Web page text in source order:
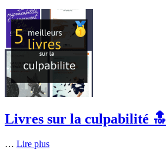
Livres sur la culpabilité 🔝
… Lire plus